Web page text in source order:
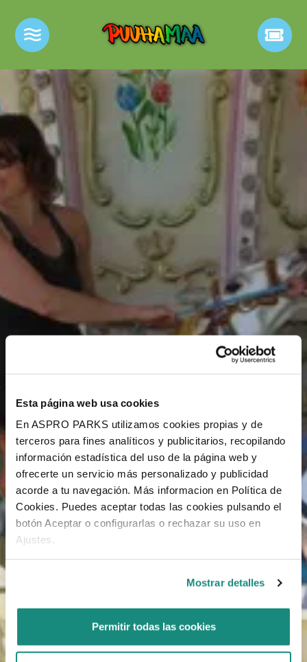
Esta página web usa cookies
En ASPRO PARKS utilizamos cookies propias y de
terceros para fines analíticos y publicitarios, recopilando
información estadística del uso de la página web y
ofrecerte un servicio más personalizado y publicidad
acorde a tu navegación. Más informacion en Política de
Cookies. Puedes aceptar todas las cookies pulsando el
botón Aceptar o configurarlas o rechazar su uso en
Ajustes.
Mostrar detalles
Permitir todas las cookies